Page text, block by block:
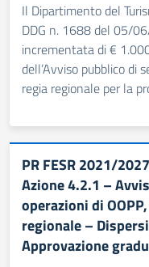
Il Dipartimento del
DDG n. 1688 del 05/
incrementata di €
dell’Avviso pubblico di
regia regionale per la
PR FESR 2021/
Azione 4.2.1 –
operazioni di
regionale –
Approvazione